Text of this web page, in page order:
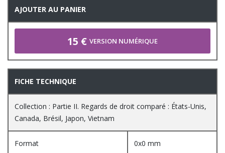
AJOUTER AU PANIER
15 € VERSION NUMÉRIQUE
FICHE TECHNIQUE
Collection : Partie II. Regards de droit comparé : États-Unis,
Canada, Brésil, Japon, Vietnam
Format 0x0 mm